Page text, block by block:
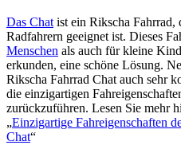
Das Chat ist ein Rikscha Fahrrad,
Radfahrern geeignet ist. Dieses
Menschen als auch für kleine
erkunden, eine schöne Lösung.
Rikscha Fahrrad Chat auch sehr
die einzigartigen
zurückzuführen. Lesen Sie mehr
„Einzigartige Fahreigenschaften
Chat“ ​